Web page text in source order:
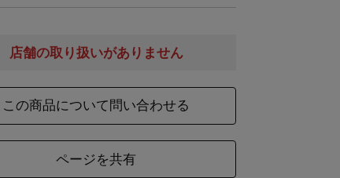
綿100％
この商品について問い合わせる
ページを共有
店舗の取り扱いがありません